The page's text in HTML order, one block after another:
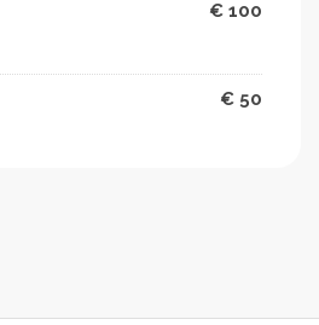
€ 100
€ 50